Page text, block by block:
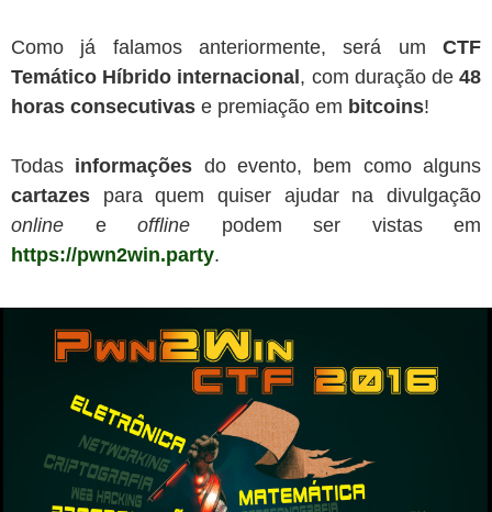
Como já falamos anteriormente, será um CTF
Temático Híbrido internacional, com duração de48
horas consecutivas e premiação em bitcoins!
Todas informações do evento, bem como alguns
cartazes para quem quiser ajudar na divulgação
online e offline podem ser vistas em
https://pwn2win.party.